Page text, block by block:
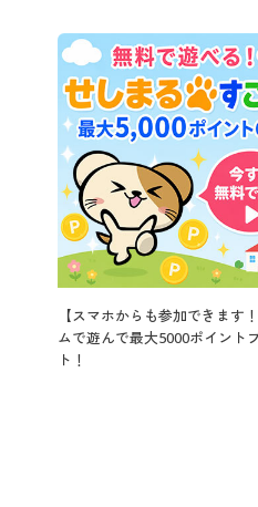
【スマホからも参加できます
ムで遊んで最大5000ポイント
ト！